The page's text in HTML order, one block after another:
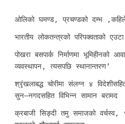
ओलिको घमण्ड, प्रचण्डको दम्भ
भारतीय लोकतन्त्रको परिपक्वताको
पोखरा बसपार्क निर्माणमा भूमिहीनको
व्यवस्थापन, त्यसपछि स्थानान्तरण’
श्रृंखलाबद्ध चोरीमा संलग्न ४
सुन–नगदसहित विभिन्न सामान बरामद
क्रबाजी सिङ्दी तमु समाजको वर्चस्व,